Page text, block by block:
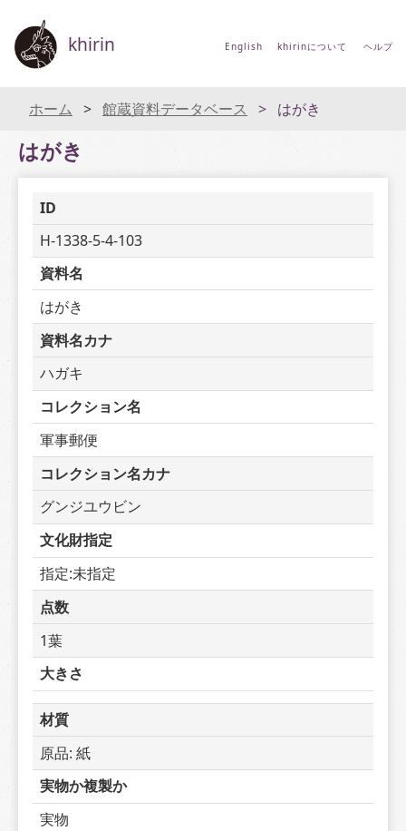
khirin English khirinについて ヘルプ
ホーム 館蔵資料データベース はがき
はがき
ID
H-1338-5-4-103
資料名
はがき
資料名カナ
ハガキ
コレクション名
軍事郵便
コレクション名カナ
グンジユウビン
文化財指定
指定:未指定
点数
1葉
大きさ
材質
原品: 紙
実物か複製か
実物